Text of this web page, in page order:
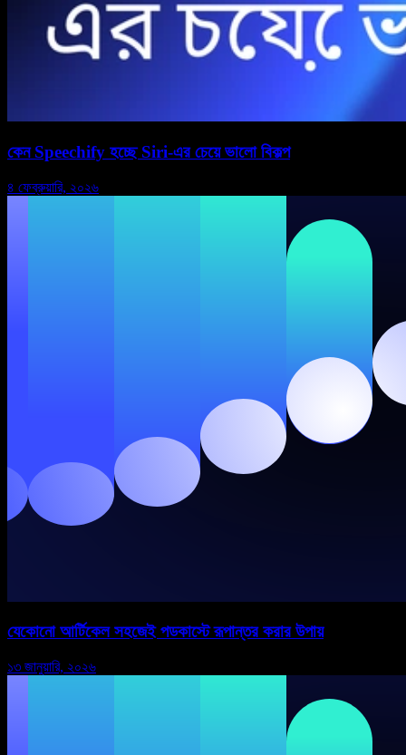
কেন Speechify হচ্ছে Siri-এর চেয়ে ভালো বিকল্প
৪ ফেব্রুয়ারি, ২০২৬
যেকোনো আর্টিকেল সহজেই পডকাস্টে রূপান্তর করার উপায়
১৩ জানুয়ারি, ২০২৬